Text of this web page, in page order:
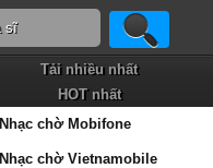
Tải nhiều nhất
HOT nhất
Nhạc chờ Mobifone
Nhạc chờ Vietnamobile